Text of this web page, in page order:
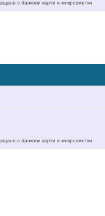
с банкови карти и микросметки
с банкови карти и микросметки